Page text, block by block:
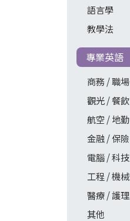
語言學
教學法
專業英語
商務 / 職場
觀光 / 餐飲
航空 / 地勤
金融 / 保險
電腦 / 科技
工程 / 機械
醫療 / 護理
其他